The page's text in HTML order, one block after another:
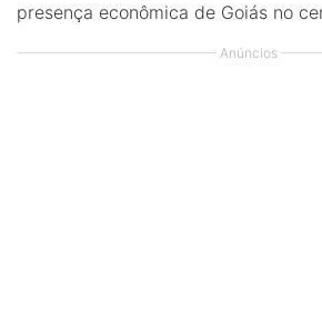
presença econômica de Goiás no
Anúncios